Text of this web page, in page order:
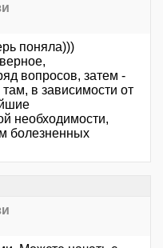
поняла)))
вопросов, затем -
в зависимости от
необходимости,
болезненных